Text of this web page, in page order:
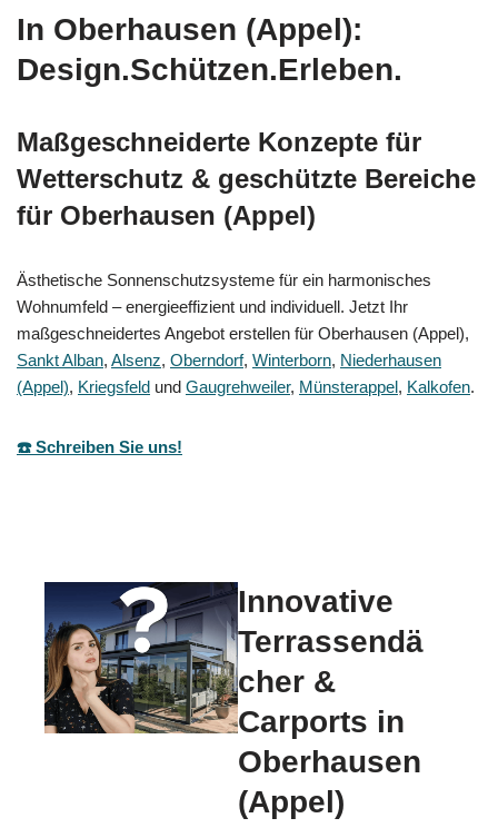
In Oberhausen (Appel):
Design.Schützen.Erleben.
Maßgeschneiderte Konzepte für
Wetterschutz & geschützte Bereiche
für Oberhausen (Appel)
Ästhetische Sonnenschutzsysteme für ein harmonisches
Wohnumfeld – energieeffizient und individuell. Jetzt Ihr
maßgeschneidertes Angebot erstellen für Oberhausen (Appel),
Sankt Alban, Alsenz, Oberndorf, Winterborn, Niederhausen
(Appel), Kriegsfeld und Gaugrehweiler, Münsterappel, Kalkofen.
☎️ Schreiben Sie uns!
Innovative
Terrassendä
cher &
Carports in
Oberhausen
(Appel)